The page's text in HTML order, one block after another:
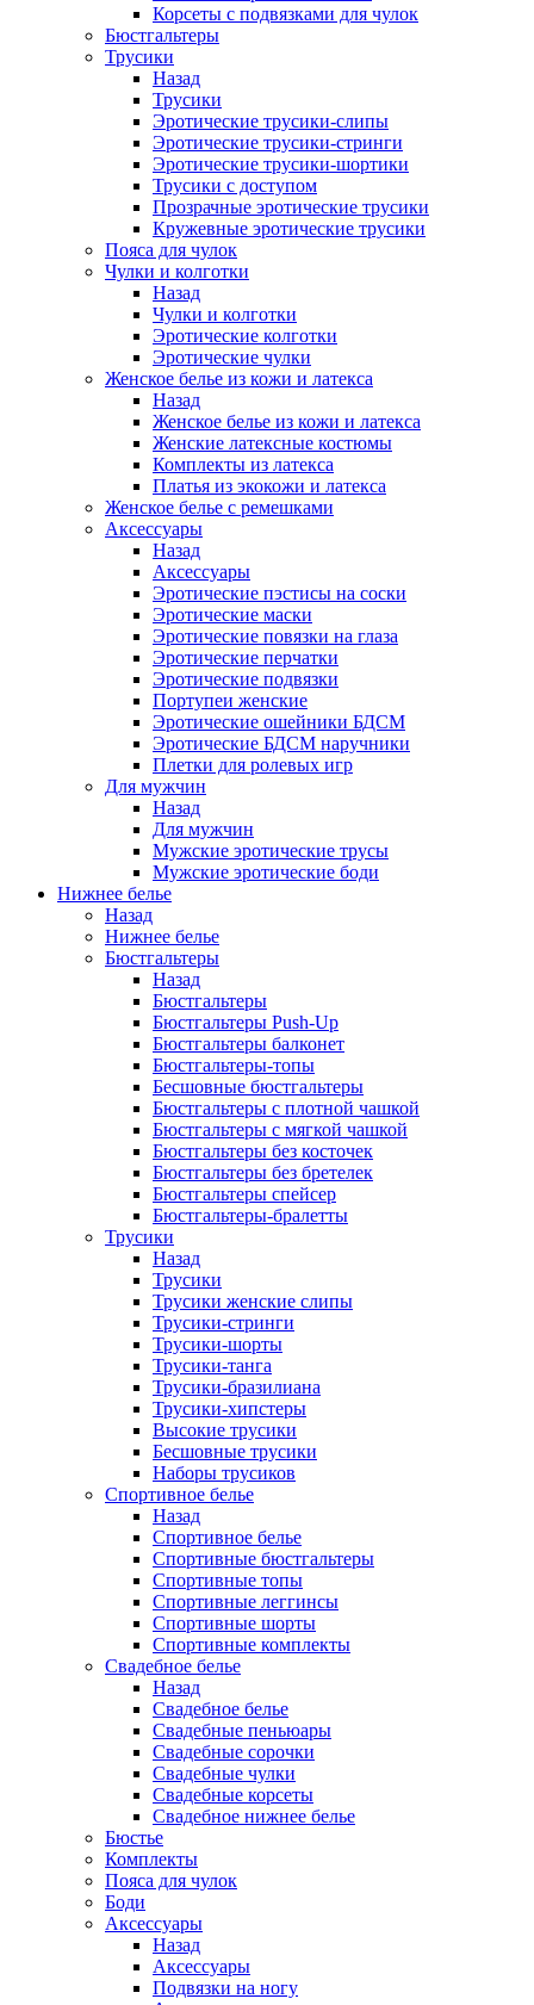
Корсеты с подвязками для чулок
Бюстгальтеры
Трусики
Назад
Трусики
Эротические трусики-слипы
Эротические трусики-стринги
Эротические трусики-шортики
Трусики с доступом
Прозрачные эротические трусики
Кружевные эротические трусики
Пояса для чулок
Чулки и колготки
Назад
Чулки и колготки
Эротические колготки
Эротические чулки
Женское белье из кожи и латекса
Назад
Женское белье из кожи и латекса
Женские латексные костюмы
Комплекты из латекса
Платья из экокожи и латекса
Женское белье с ремешками
Аксессуары
Назад
Аксессуары
Эротические пэстисы на соски
Эротические маски
Эротические повязки на глаза
Эротические перчатки
Эротические подвязки
Портупеи женские
Эротические ошейники БДСМ
Эротические БДСМ наручники
Плетки для ролевых игр
Для мужчин
Назад
Для мужчин
Мужские эротические трусы
Мужские эротические боди
Нижнее белье
Назад
Нижнее белье
Бюстгальтеры
Назад
Бюстгальтеры
Бюстгальтеры Push-Up
Бюстгальтеры балконет
Бюстгальтеры-топы
Бесшовные бюстгальтеры
Бюстгальтеры с плотной чашкой
Бюстгальтеры с мягкой чашкой
Бюстгальтеры без косточек
Бюстгальтеры без бретелек
Бюстгальтеры спейсер
Бюстгальтеры-бралетты
Трусики
Назад
Трусики
Трусики женские слипы
Трусики-стринги
Трусики-шорты
Трусики-танга
Трусики-бразилиана
Трусики-хипстеры
Высокие трусики
Бесшовные трусики
Наборы трусиков
Спортивное белье
Назад
Спортивное белье
Спортивные бюстгальтеры
Спортивные топы
Спортивные леггинсы
Спортивные шорты
Спортивные комплекты
Свадебное белье
Назад
Свадебное белье
Свадебные пеньюары
Свадебные сорочки
Свадебные чулки
Свадебные корсеты
Свадебное нижнее белье
Бюстье
Комплекты
Пояса для чулок
Боди
Аксессуары
Назад
Аксессуары
Подвязки на ногу